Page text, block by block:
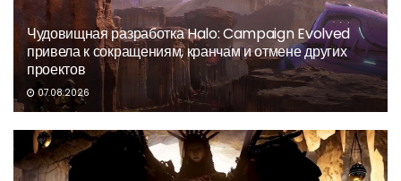
Чудовищная разработка Halo: Campaign Evolved
привела к сокращениям, кранчам и отмене других
проектов
07.08.2026